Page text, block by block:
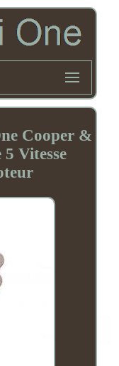
Cooper &
5 Vitesse